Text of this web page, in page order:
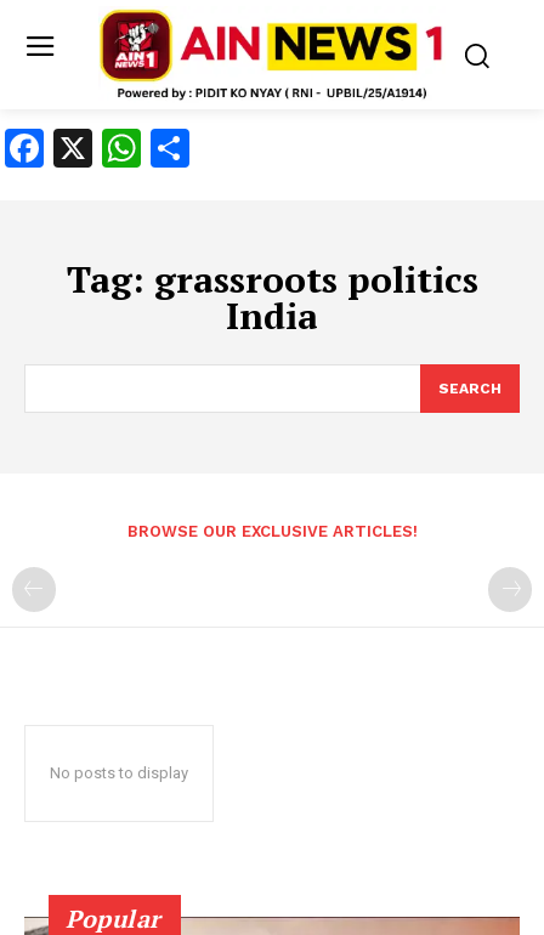
Facebook
X WhatsApp
Tag: grassroots politics
India
SEARCH
BROWSE OUR EXCLUSIVE ARTICLES!
No posts to display
Popular